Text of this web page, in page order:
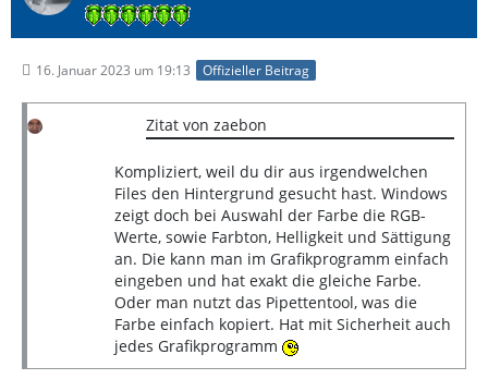
16. Januar 2023 um 19:13 Offizieller Beitrag
Zitat von zaebon
Kompliziert, weil du dir aus irgendwelchen
Files den Hintergrund gesucht hast. Windows
zeigt doch bei Auswahl der Farbe die RGB-
Werte, sowie Farbton, Helligkeit und Sättigung
an. Die kann man im Grafikprogramm einfach
eingeben und hat exakt die gleiche Farbe.
Oder man nutzt das Pipettentool, was die
Farbe einfach kopiert. Hat mit Sicherheit auch
jedes Grafikprogramm